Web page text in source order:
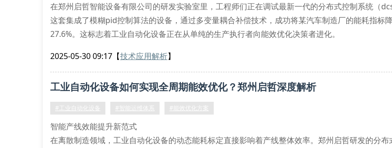
在郑州启哲智能设备有限公司的研发实验室里，工程师们正在调试最新一代的分布式控制系统（dcs
这套集成了模糊pid控制算法的设备，通过多变量耦合补偿技术，成功将某汽车制造厂的能耗指标
27.6%。这标志着工业自动化设备正在从单纯的生产执行者向能效优化决策者进化。
现代工业自动化设备的核心竞争力体现在动态响应精度和稳态控制裕度两个维度。郑州启哲研发的
前馈补偿模
2025-05-30 09:17 【技术应用解析】
工业自动化设备如何实现全周期能效优化？郑州启哲深度解析
#工业自动化设备 #智能运维体系 #能效优化方案
智能产线效能提升新范式
在离散制造领域，工业自动化设备的动态能耗标定直接影响着产线整体效率。郑州启哲研发的分布